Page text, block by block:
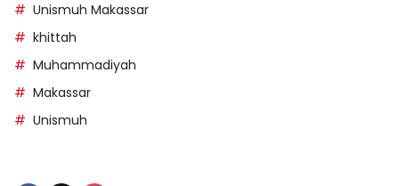
Unismuh Makassar
khittah
Muhammadiyah
Makassar
Unismuh